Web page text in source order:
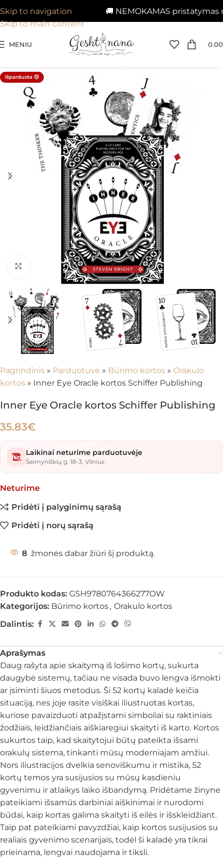
🚚 NEMOKAMAS pristatymas
Skip to navigation
Skip to main content
MENIU 0.00
Išparduota 😔
Spustelėkite, kad padidintumėte
Pagrindinis » Parduotuvė » Būrimo kortos » Orakulo
kortos » Inner Eye Oracle kortos Schiffer Publishing
Inner Eye Oracle kortos Schiffer Publishing
35.83€
Laikinai neturime parduotuvėje
Šeimyniškių g. 18-3, Vilnius
Neturime
Pridėti į palyginimų sąrašą
Pridėti į norų sąrašą
8 žmonės dabar žiūri šį produktą.
Produkto kodas: GSH9780764366277OW
Kategorijos: Būrimo kortos, Orakulo kortos
Dalintis:
Aprašymas
Daug rašyta apie skaitymą iš lošimo kortų, sukurta
daugybė sistemų, tačiau ne visada buvo lengva išmokti
ar įsiminti šiuos metodus. Ši 52 kortų kaladė keičia
situaciją, nes joje rasite visiškai iliustruotas kortas,
kuriose pavaizduoti atpažįstami simboliai su raktiniais
žodžiais, leidžiančiais aiškiaregiui skaityti iš karto. Kortos
sukurtos taip, kad skaitytojui būtų pateikta išsami
orakulų sistema, tinkanti mūsų moderniajam amžiui.
Nors iliustracijos dvelkia senoviškumu ir mistika, 52
kortų temos yra susijusios su mūsų kasdieniu
gyvenimu ir atlaikys laiko išbandymą. Pridėtame žinyne
pateikiami išsamūs darbiniai aiškinimai ir nurodomi
būdai, kaip kortas galima skaityti iš eilės ir išskleidžiant.
Taip pat pateikiami pavyzdžiai, kaip kortos susijusios su
realiais gyvenimo scenarijais, todėl ši kaladė yra tikrai
prieinama, lengvai naudojama ir tiksli.